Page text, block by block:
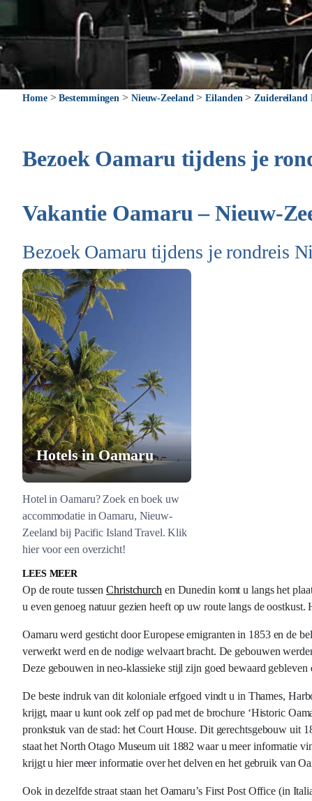
Home>Bestemmingen > Nieuw-Zeeland >Eilanden > Zuidereiland
Bezoek Oamaru tijdens je
Vakantie Oamaru – Nieuw-
Bezoek Oamaru tijdens je rondreis
Hotels in Oamaru
Hotel in Oamaru? Zoek en boek uw
accommodatie in Oamaru, Nieuw-
Zeeland bij Pacific Island Travel. Klik
hier voor een overzicht!
LEES MEER
Op de route tussenChristchurch en Dunedin komt u langs het
u even genoeg natuur gezien heeft op uw route langs de
Oamaru werd gesticht door Europese emigranten in 1853 en de
verwerkt werd en de nodige welvaart bracht. De gebouwen
Deze gebouwen in neo-klassieke stijl zijn goed bewaard gebleven
De beste indruk van dit koloniale erfgoed vindt u in Thames,
krijgt, maar u kunt ook zelf op pad met de brochure ‘Historic
pronkstuk van de stad: het Court House. Dit gerechtsgebouw uit
staat het North Otago Museum uit 1882 waar u meer informatie
krijgt u hier meer informatie over het delven en het gebruik van
Ook in dezelfde straat staan het Oamaru’s First Post Office (in